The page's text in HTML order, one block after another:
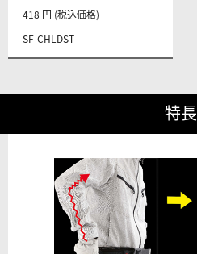
SF-CHLDST
418 円 (税込価格)
特長